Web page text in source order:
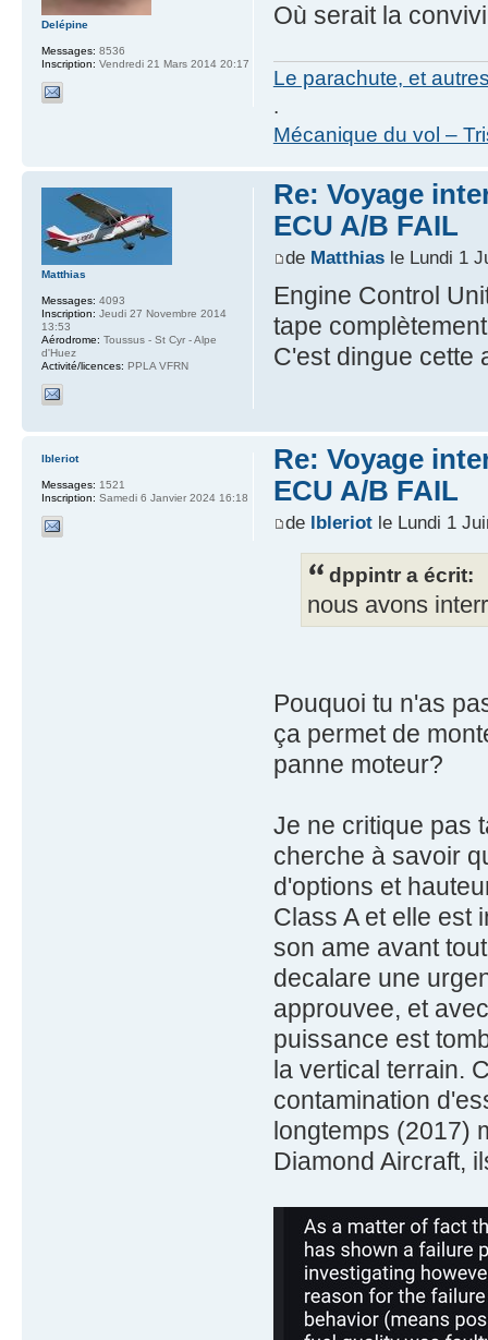
Où serait la
Le parachute, et
.
Mécanique du vol –
Delépine
Messages: 8536
Inscription: Vendredi 21 Mars 2014 20:17
Re: Voyage
ECU A/B FAIL
de Matthiasle Lundi 1
Engine Control
tape
C'est dingue cette
Matthias
Messages: 4093
Inscription: Jeudi 27 Novembre 2014
13:53
Aérodrome: Toussus - St Cyr - Alpe
d'Huez
Activité/licences: PPLA VFRN
Re: Voyage
ECU A/B FAIL
de lbleriotle Lundi 1
dppintr a écrit:
nous avons
Pouquoi tu n'as
ça permet de
panne moteur?
Je ne critique pas
cherche à savoir
d'options et
Class A et elle est
son ame avant
decalare une
approuvee, et
puissance est
la vertical terrain.
contamination
longtemps (2017)
Diamond Aircraft,
lbleriot
Messages: 1521
Inscription: Samedi 6 Janvier 2024 16:18